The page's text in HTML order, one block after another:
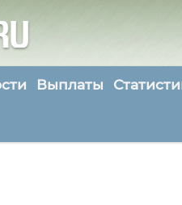
Выплаты